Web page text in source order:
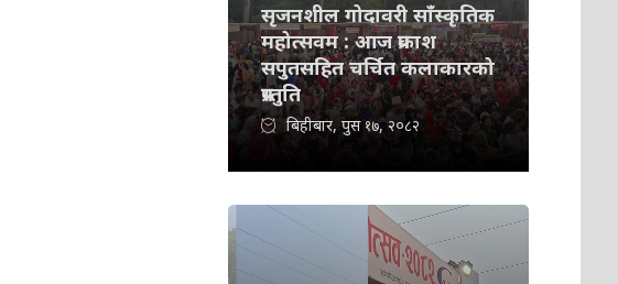
सृजनशील गोदावरी साँस्कृतिक
महोत्सवम : आज प्रकाश
सपुतसहित चर्चित कलाकारको
प्रस्तुति
बिहीबार, पुस १७, २०८२